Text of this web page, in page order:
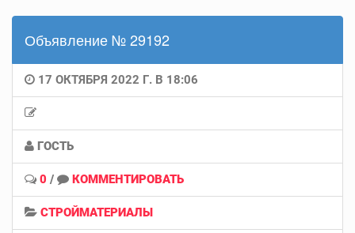
Объявление № 29192
17 ОКТЯБРЯ 2022 Г. В 18:06
ГОСТЬ
0 / КОММЕНТИРОВАТЬ
СТРОЙМАТЕРИАЛЫ